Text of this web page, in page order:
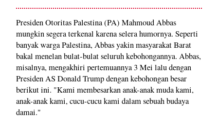
Presiden Otoritas Palestina (PA) Mahmoud Abbas
mungkin segera terkenal karena selera humornya. Seperti
banyak warga Palestina, Abbas yakin masyarakat Barat
bakal menelan bulat-bulat seluruh kebohongannya. Abbas,
misalnya, mengakhiri pertemuannya 3 Mei lalu dengan
Presiden AS Donald Trump dengan kebohongan besar
berikut ini. "Kami membesarkan anak-anak muda kami,
anak-anak kami, cucu-cucu kami dalam sebuah budaya
damai."